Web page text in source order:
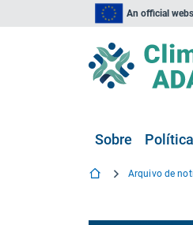
An official
Sobre
Arquivo de